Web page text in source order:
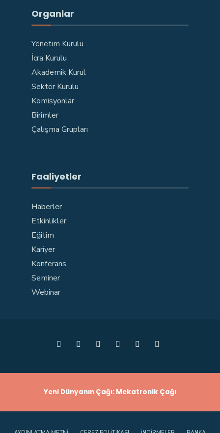
Organlar
Yönetim Kurulu
İcra Kurulu
Akademik Kurul
Sektör Kurulu
Komisyonlar
Birimler
Çalışma Grupları
Faaliyetler
Haberler
Etkinlikler
Eğitim
Kariyer
Konferans
Seminer
Webinar
Yeni Dünyanın Çağı: Mekatronik Çağı